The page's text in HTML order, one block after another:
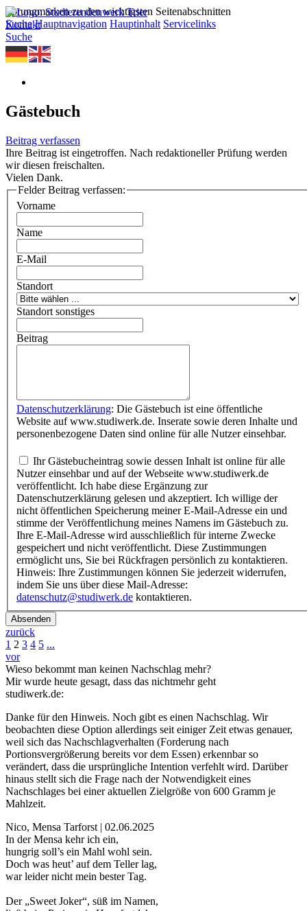
Sprungmarken zu den wichtigsten Seitenabschnitten
Suche Hauptnavigation Hauptinhalt Servicelinks
Kontakt
Suche
Gästebuch
Beitrag verfassen
Ihre Beitrag ist eingetroffen. Nach redaktioneller Prüfung werden
wir diesen freischalten.
Vielen Dank.
Felder Beitrag verfassen:
Vorname
Name
E-Mail
Standort
Standort sonstiges
Beitrag
Datenschutzerklärung: Die Gästebuch ist eine öffentliche
Website auf www.studiwerk.de. Inserate sowie deren Inhalte und
personenbezogene Daten sind online für alle Nutzer einsehbar.
Ihr Gästebucheintrag sowie dessen Inhalt ist online für alle
Nutzer einsehbar und auf der Webseite www.studiwerk.de
veröffentlicht. Ich habe diese Ergänzung zur
Datenschutzerklärung gelesen und akzeptiert. Ich willige der
nicht öffentlichen Speicherung meiner E-Mail-Adresse ein und
stimme der Veröffentlichung meines Namens im Gästebuch zu.
Ihre E-Mail-Adresse wird ausschließlich für interne Zwecke
gespeichert und nicht veröffentlicht. Diese Zustimmungen
ermöglicht uns, Sie bei Rückfragen persönlich zu kontaktieren.
Hinweis: Ihre Zustimmungen können Sie jederzeit widerrufen,
indem Sie uns über diese Mail-Adresse:
datenschutz@studiwerk.de kontaktieren.
Absenden
zurück
1 2 3 4 5 ...
vor
Wieso bekommt man keinen Nachschlag mehr?
Mir wurde heute gesagt, dass das nichtmehr geht
studiwerk.de:
Danke für den Hinweis. Noch gibt es einen Nachschlag. Wir
beobachten diese Option allerdings seit einiger Zeit etwas genauer,
weil sich das Nachschlagverhalten (Forderung nach
Portionsvergrößerung bereits vor dem Essen) erkennbar so
verändert, dass die ursprüngliche Intention verfehlt wird. Darüber
hinaus stellt sich die Frage nach der Notwendigkeit eines
Nachschlages bei einer aktuellen Zielgröße von 600 Gramm je
Mahlzeit.
Nico, Mensa Tarforst | 02.06.2025
In der Mensa kehr ich ein,
hungrig soll’s ein Mahl wohl sein.
Doch was heut’ auf dem Teller lag,
war leider nicht mein bester Tag.
Der „Sweet Joker“, süß im Namen,